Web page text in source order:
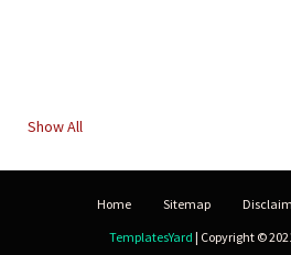
Show All
Home Sitemap
TemplatesYard | Copyright ©